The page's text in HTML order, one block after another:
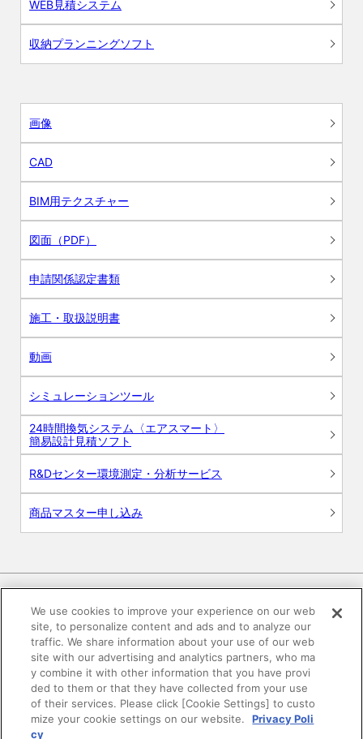
WEB見積システム
収納プランニングソフト
画像
CAD
BIM用テクスチャー
図面（PDF）
申請関係認定書類
施工・取扱説明書
動画
シミュレーションツール
24時間換気システム〈エアスマート〉
簡易設計見積ソフト
R&Dセンター環境測定・分析サービス
商品マスター申し込み
電子公告 このWEBサイトについて
プライバシーポリシー
SNSコミュニティガイドライン サイトマップ
We use cookies to improve your experience on our web
site, to personalize content and ads and to analyze our
traffic. We share information about your use of our web
site with our advertising and analytics partners, who ma
y combine it with other information that you have provi
ded to them or that they have collected from your use
of their services. Please click [Cookie Settings] to custo
mize your cookie settings on our website.
Privacy Poli
cy